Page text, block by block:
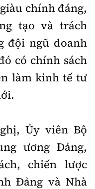
chính đáng,
tạo và trách
đội ngũ doanh
có chính sách
làm kinh tế tư
Ủy viên Bộ
ương Đảng,
chiến lược
Đảng và Nhà